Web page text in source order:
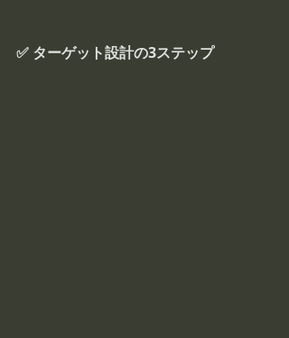
✅ ターゲット設計の3ステップ